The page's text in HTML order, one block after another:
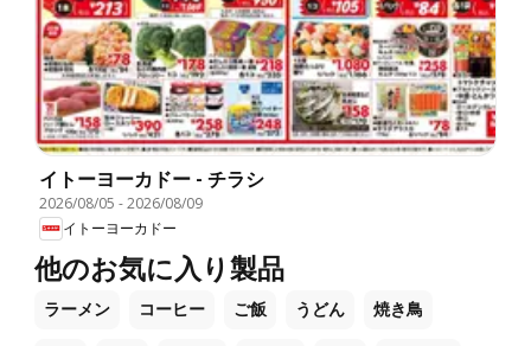
イトーヨーカドー - チラシ
2026/08/05 -2026/08/09
イトーヨーカドー
他のお気に入り製品
ラーメン コーヒー ご飯 うどん 焼き鳥